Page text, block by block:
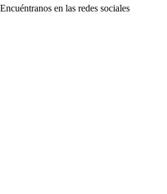
Encuéntranos en las redes sociales